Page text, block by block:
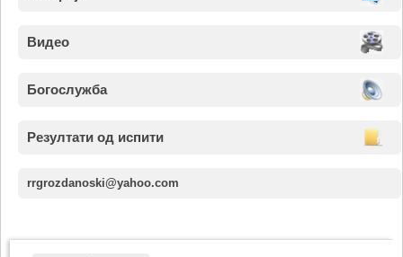
Видео
Богослужба
Резултати од испити
rrgrozdanoski@yahoo.com